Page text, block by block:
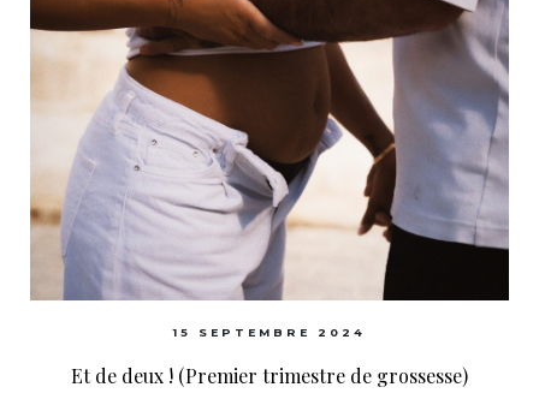
15 SEPTEMBRE 2024
Et de deux ! (Premier trimestre de grossesse)